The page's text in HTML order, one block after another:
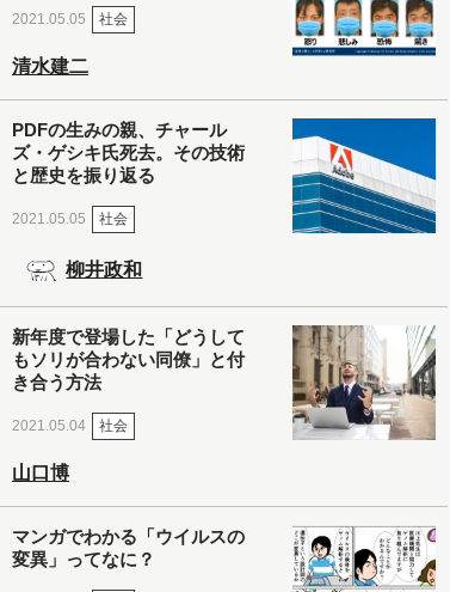
2021.05.05 社会
清水建二
PDFの生みの親、チャール
ズ・ゲシキ氏死去。その技術
と歴史を振り返る
2021.05.05 社会
柳井政和
新年度で登場した「どうして
もソリが合わない同僚」と付
き合う方法
2021.05.04 社会
山口博
マンガでわかる「ウイルスの
変異」ってなに？